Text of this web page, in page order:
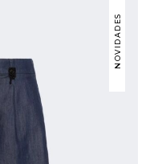
NOVIDADES